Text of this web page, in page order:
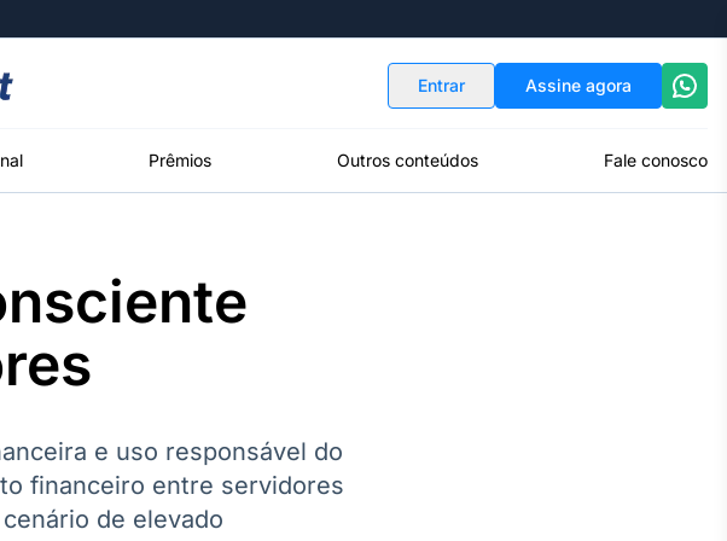
Entrar Assine agora
Prêmios Outros conteúdos Fale conosco
Broadcast
e uso responsável do
financeiro entre servidores
de elevado